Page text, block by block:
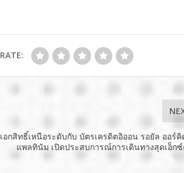
RATE:
เอกสิทธิ์เหนือระดับกับ บัตรเครดิตอิออน รอยัล ออร์
แพลทินัม เปิดประสบการณ์การเดินทางสุดเอ็ก